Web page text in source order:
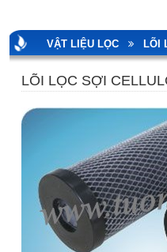
VẬT LIỆU LỌC LÕI
LÕI LỌC SỢI